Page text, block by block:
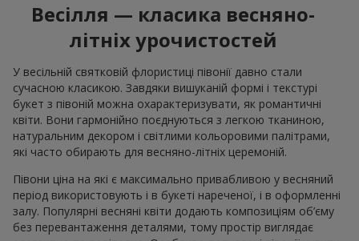
Весілля — класика весняно-
літніх урочистостей
У весільній святковій флористиці півонії давно стали
сучасною класикою. Завдяки вишуканій формі і текстурі
букет з півоній можна охарактеризувати, як романтичні
квіти. Вони гармонійно поєднуються з легкою тканиною,
натуральним декором і світлими кольоровими палітрами,
які часто обирають для весняно-літніх церемоній.
Півони ціна на які є максимально привабливою у весняний
період використовують і в букеті нареченої, і в оформленні
залу. Популярні весняні квіти додають композиціям об’єму
без перевантаження деталями, тому простір виглядає